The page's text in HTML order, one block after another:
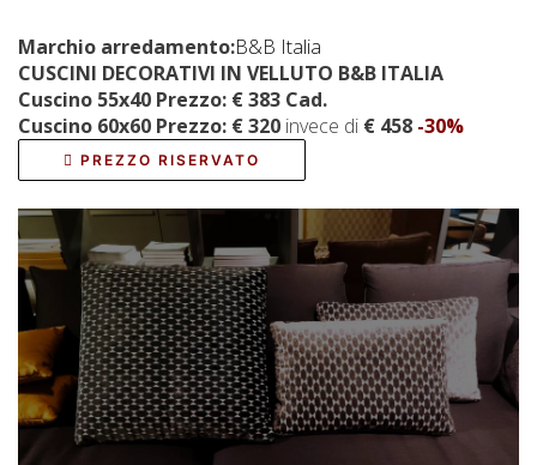
Marchio arredamento:B&B Italia
CUSCINI DECORATIVI IN VELLUTO B&B ITALIA
Cuscino 55x40 Prezzo: € 383 Cad.
Cuscino 60x60 Prezzo: € 320 invece di € 458 -30%
PREZZO RISERVATO